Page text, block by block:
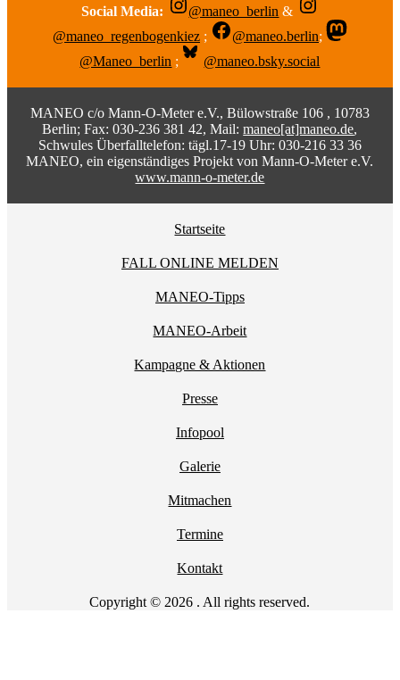
Social Media: @maneo_berlin &
@maneo_regenbogenkiez ; @maneo.berlin;
@Maneo_berlin ; @maneo.bsky.social
MANEO c/o Mann-O-Meter e.V., Bülowstraße 106 , 10783
Berlin; Fax: 030-236 381 42, Mail:maneo[at]maneo.de,
Schwules Überfalltelefon: tägl.17-19 Uhr: 030-216 33 36
MANEO, ein eigenständiges Projekt von Mann-O-Meter e.V.
www.mann-o-meter.de
Startseite
FALL ONLINE MELDEN
MANEO-Tipps
MANEO-Arbeit
Kampagne & Aktionen
Presse
Infopool
Galerie
Mitmachen
Termine
Kontakt
Copyright © 2026 . All rights reserved.